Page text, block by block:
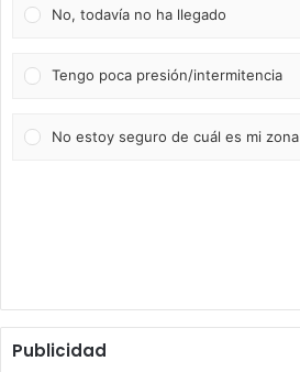
No, todavía no ha llegado
Tengo poca presión/intermitencia
No estoy seguro de cuál es mi zona
Publicidad